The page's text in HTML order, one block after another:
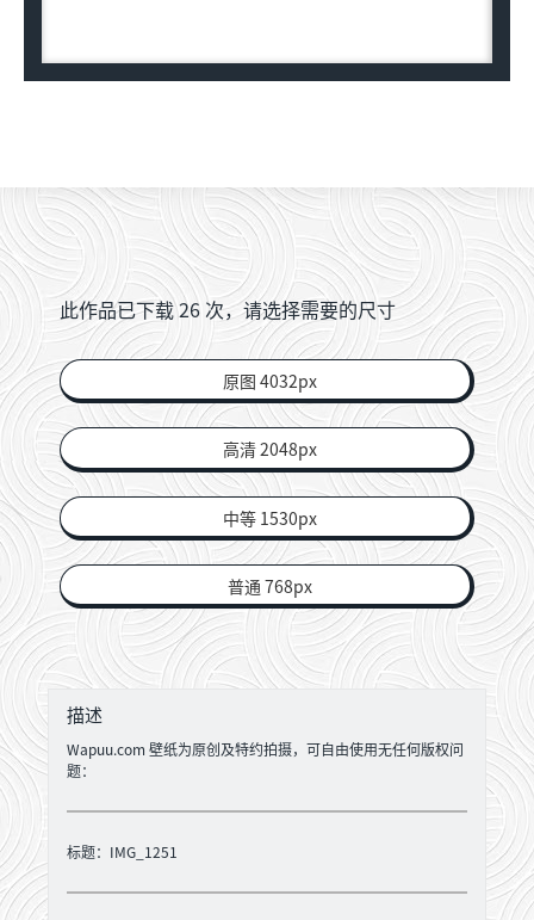
此作品已下载26 次，请选择需要的尺寸
原图 4032px
高清 2048px
中等 1530px
普通 768px
描述
Wapuu.com 壁纸为原创及特约拍摄，可自由使用无任何版权问
题：
标题：IMG_1251